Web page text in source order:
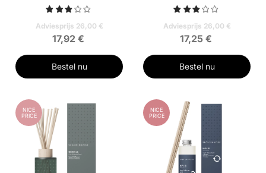
Adviesprijs 26,00 €
17,92 €
Bestel nu
Adviesprijs 26,00 €
17,25 €
Bestel nu
NICE
PRICE
NICE
PRICE